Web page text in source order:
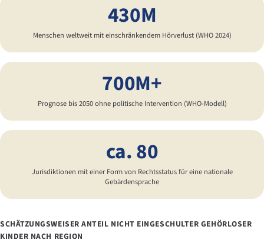
430M
Menschen weltweit mit einschränkendem Hörverlust (WHO 2024)
700M+
Prognose bis 2050 ohne politische Intervention (WHO-Modell)
ca. 80
Jurisdiktionen mit einer Form von Rechtsstatus für eine nationale
Gebärdensprache
SCHÄTZUNGSWEISER ANTEIL NICHT EINGESCHULTER GEHÖRLOSER
KINDER NACH REGION